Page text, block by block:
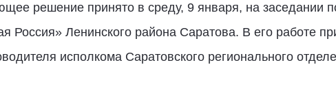
решение принято в среду, 9 января, на заседании
Россия» Ленинского района Саратова. В его работе
исполкома Саратовского регионального